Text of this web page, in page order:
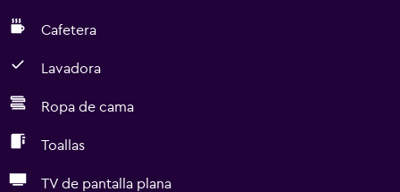
Cafetera
Lavadora
Ropa de cama
Toallas
TV de pantalla plana